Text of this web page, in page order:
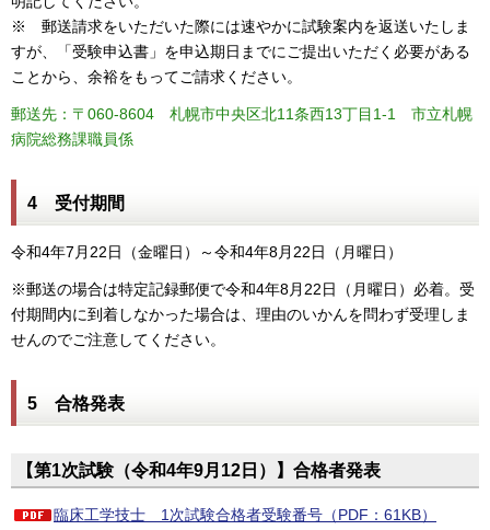
※ 郵送請求をいただいた際には速やかに試験案内を返送いたしま
すが、「受験申込書」を申込期日までにご提出いただく必要がある
ことから、余裕をもってご請求ください。
郵送先：〒060-8604 札幌市中央区北11条西13丁目1-1 市立札幌
病院総務課職員係
4 受付期間
令和4年7月22日（金曜日）～令和4年8月22日（月曜日）
※郵送の場合は特定記録郵便で令和4年8月22日（月曜日）必着。受
付期間内に到着しなかった場合は、理由のいかんを問わず受理しま
せんのでご注意してください。
5 合格発表
【第1次試験（令和4年9月12日）】合格者発表
臨床工学技士 1次試験合格者受験番号（PDF：61KB）